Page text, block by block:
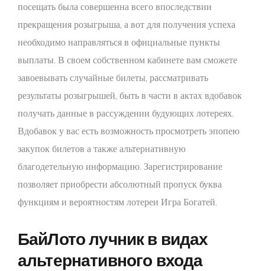
посещать была совершенна всего впоследствии
прекращения розыгрыша, а вот для получения успеха
необходимо направляться в официальные пункты
выплаты. В своем собственном кабинете вам сможете
завоевывать случайные билеты, рассматривать
результаты розыгрышей, быть в части в актах вдобавок
получать данные в рассуждении будующих лотереях.
Вдобавок у вас есть возможность просмотреть эпопею
закупок билетов а также альтернативную
благодетельную информацию. Зарегистрирование
позволяет приобрести абсолютный пропуск буква
функциям и вероятностям лотереи Игра Богатей.
БайЛото лучник в видах
альтернативного входа